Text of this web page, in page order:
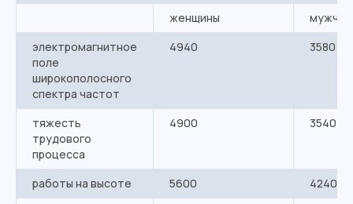
женщины
электромагнитное
поле
широкополосного
спектра частот
4940 3580
тяжесть
трудового
процесса
4900 3540
работы на высоте 5600
4240